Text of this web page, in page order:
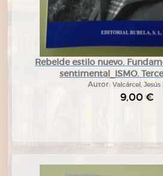
Rebelde estilo nuevo.
sentimental_ISMO.
Autor: Valcárcel,
9,00 €